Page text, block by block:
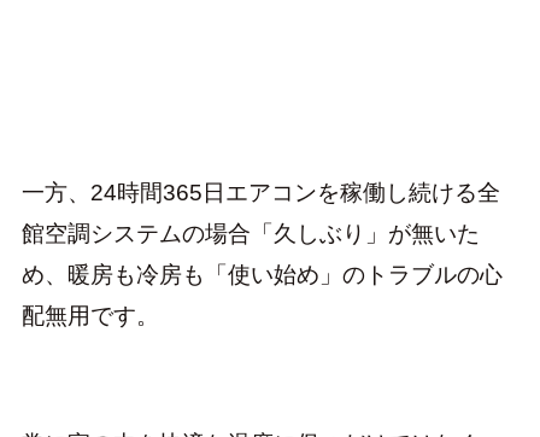
一方、24時間365日エアコンを稼働し続ける全
館空調システムの場合「久しぶり」が無いた
め、暖房も冷房も「使い始め」のトラブルの心
配無用です。